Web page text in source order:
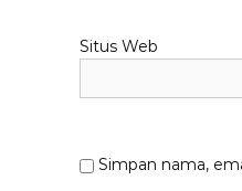
Situs Web
Simpan nama,